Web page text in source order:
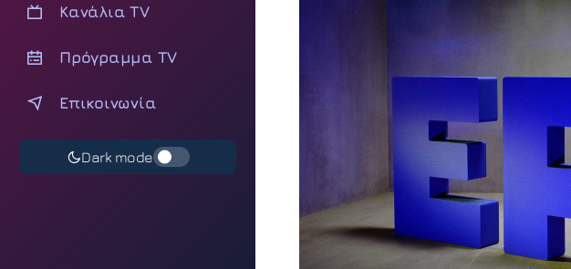
Κανάλια TV
Πρόγραμμα TV
Επικοινωνία
Dark mode